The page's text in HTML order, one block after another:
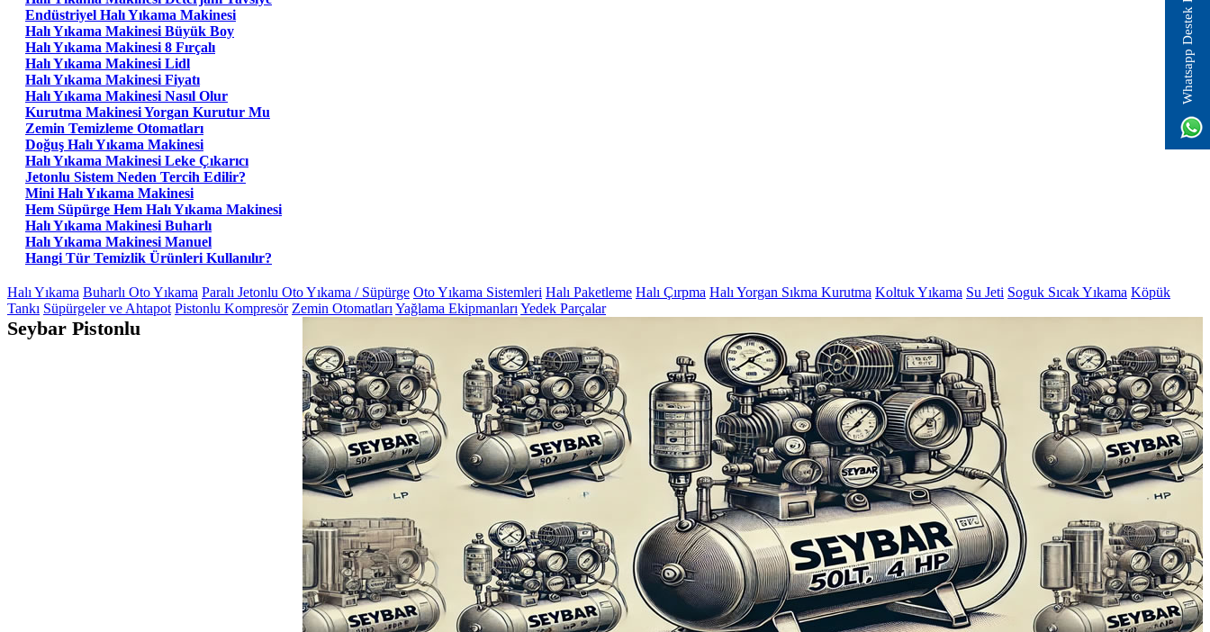
Endüstriyel Halı Yıkama Makinesi
Halı Yıkama Makinesi Büyük Boy
Halı Yıkama Makinesi 8 Fırçalı
Halı Yıkama Makinesi Lidl
Halı Yıkama Makinesi Fiyatı
Halı Yıkama Makinesi Nasıl Olur
Kurutma Makinesi Yorgan Kurutur Mu
Zemin Temizleme Otomatları
Doğuş Halı Yıkama Makinesi
Halı Yıkama Makinesi Leke Çıkarıcı
Jetonlu Sistem Neden Tercih Edilir?
Mini Halı Yıkama Makinesi
Hem Süpürge Hem Halı Yıkama Makinesi
Halı Yıkama Makinesi Buharlı
Halı Yıkama Makinesi Manuel
Hangi Tür Temizlik Ürünleri Kullanılır?
Halı Yıkama Buharlı Oto Yıkama Paralı Jetonlu Oto Yıkama / Süpürge Oto Yıkama Sistemleri Halı Paketleme Halı Çırpma Halı Yorgan Sıkma Kurutma Koltuk Yıkama Su Jeti Soguk Sıcak Yıkama Köpük
Tankı Süpürgeler ve Ahtapot Pistonlu Kompresör Zemin Otomatları Yağlama Ekipmanları Yedek Parçalar
Seybar Pistonlu
Whatsapp Destek Hattı